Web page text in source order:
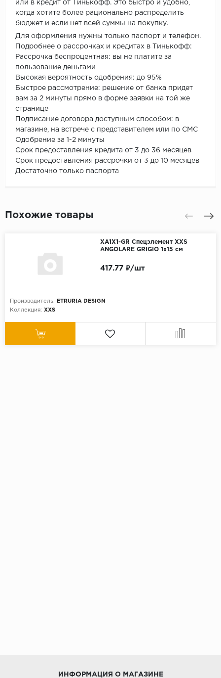
или в кредит от Тинькофф. Это быстро и удобно,
когда хотите более рационально распределить
бюджет и если нет всей суммы на покупку.
Для оформления нужны только паспорт и телефон.
Подробнее о рассрочках и кредитах в Тинькофф:
Рассрочка беспроцентная: вы не платите за
пользование деньгами
Высокая вероятность одобрения: до 95%
Быстрое рассмотрение: решение от банка придет
вам за 2 минуты прямо в форме заявки на той же
странице
Подписание договора доступным способом: в
магазине, на встрече с представителем или по СМС
Одобрение за 1-2 минуты
Срок предоставления кредита от 3 до 36 месяцев
Срок предоставления рассрочки от 3 до 10 месяцев
Достаточно только паспорта
Похожие товары
XA1X1-GR Спецэлемент XXS
ANGOLARE GRIGIO 1х15 см
Производитель:
ETRURIA DESIGN
Коллекция: XXS
417.77 ₽/шт
ИНФОРМАЦИЯ О МАГАЗИНЕ